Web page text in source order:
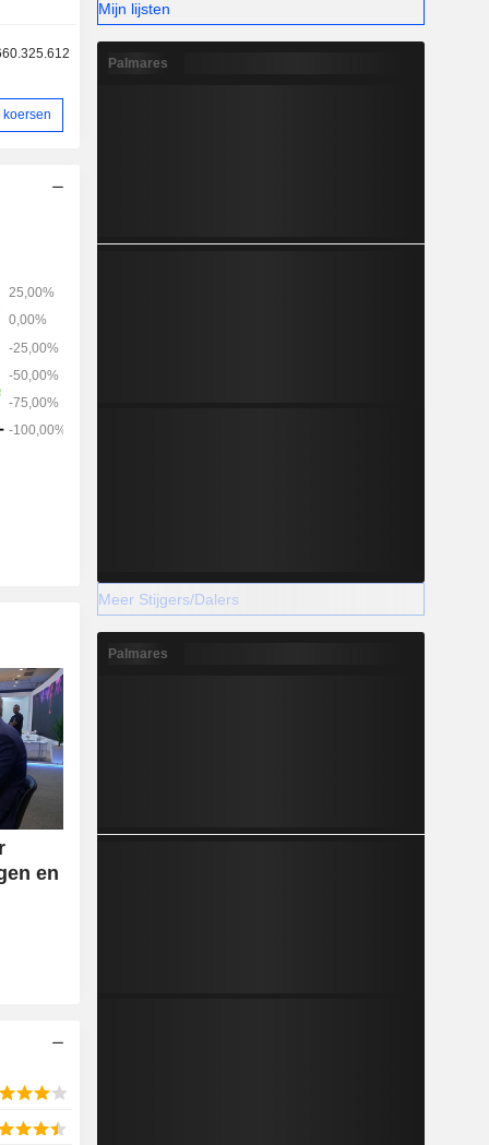
koersen
en
Mijn lijsten
Palmares
Meer Stijgers/Dalers
Palmares